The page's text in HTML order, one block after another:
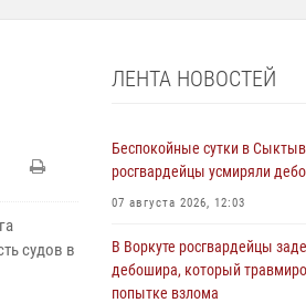
судов в
ЛЕНТА НОВОСТЕЙ
Беспокойные сутки в
росгвардейцы усмиряли
07 августа 2026, 12:03
В Воркуте росгвардейцы
дебошира, который
попытке взлома